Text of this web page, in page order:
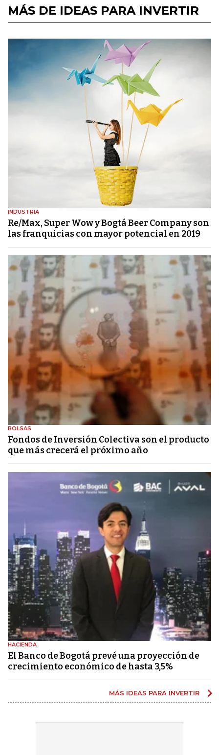
MÁS DE IDEAS PARA INVERTIR
INDUSTRIA
Re/Max, Super Wow y Bogtá Beer Company son
las franquicias con mayor potencial en 2019
BOLSAS
Fondos de Inversión Colectiva son el producto
que más crecerá el próximo año
HACIENDA
El Banco de Bogotá prevé una proyección de
crecimiento económico de hasta 3,5%
MÁS IDEAS PARA INVERTIR